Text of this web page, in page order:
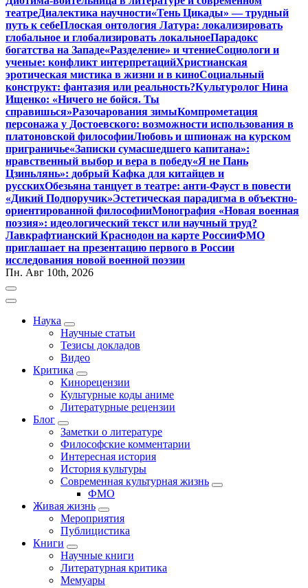
театреДиалектика научности«Тень Цикады» — трудный
путь к себеПлоская онтология Латура: локализировать
глобальное и глобализировать локальноеПарадокс
богатства на Западе«Разделение» и чтениеСоциологи и
ученые: конфликт интерпретацийХристианская
эротическая мистика в жизни и в киноСоциальный
конструкт: фантазия или реальность?Культуролог Нина
Ищенко: «Ничего не бойся. Ты
справишься»Разочарования зимыКомпрометация
персонажа у Достоевского: возможности использования в
платоновской философииЛюбовь и шпионаж на курском
приграничье«Записки сумасшедшего капитана»:
нравственный выбор и вера в победу«Я не Пань
Цзиньлянь»: добрый Кафка для китайцев и
русскихОбезьяна танцует в театре: анти-Фауст в повести
«Дикий Подпоручик»Эстетическая парадигма в объектно-
ориентированной философииМонография «Новая военная
поэзия»: идеологический текст или научный труд?
Лавкрафтианский Краснодон на карте РоссииФМО
приглашает на презентацию первого в России
исследования новой военной поэзии
Пн. Авг 10th, 2026
Наука
Научные статьи
Тезисы докладов
Видео
Критика
Кинорецензии
Культурные коды аниме
Литературные рецензии
Блог
Заметки о литературе
Философские комментарии
Интересная история
История культуры
Современная культурная жизнь
ФМО
Живая жизнь
Мероприятия
Публицистика
Книги
Научные книги
Литературная критика
Мемуары